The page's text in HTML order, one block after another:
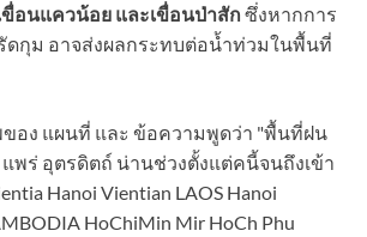
ขื่อนแควน้อย และเขื่อนป่าสัก ซึ่งหากการ
ดกุม อาจส่งผลกระทบต่อน้ำท่วมในพื้นที่